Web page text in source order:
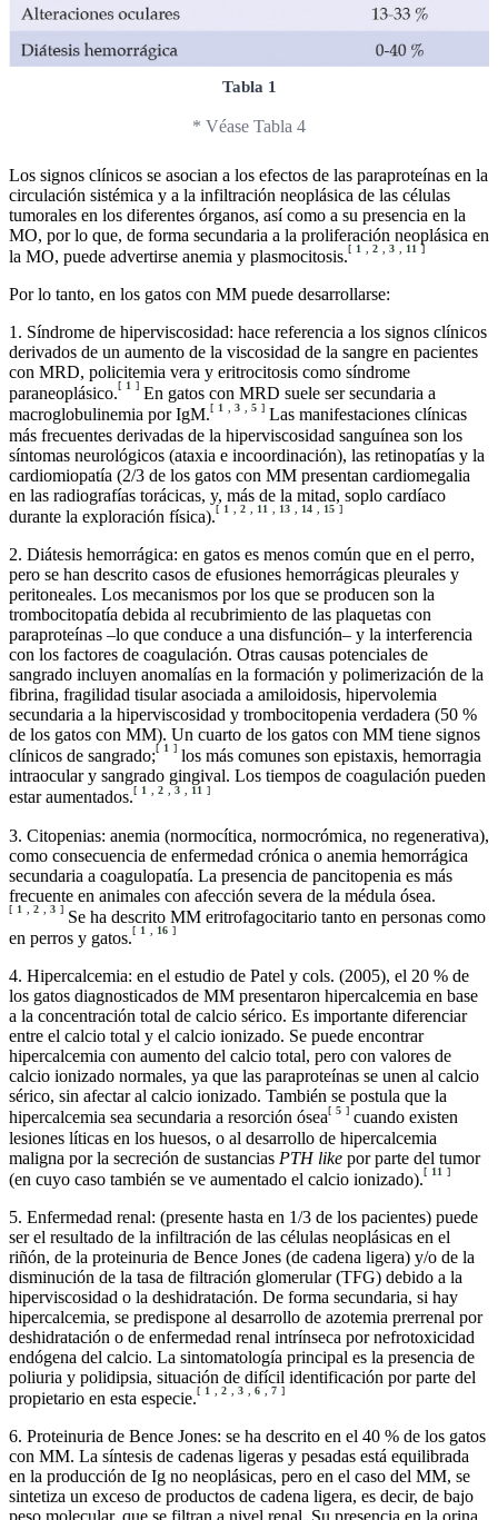
Tabla 1
* Véase Tabla 4
Los signos clínicos se asocian a los efectos de las paraproteínas en la
circulación sistémica y a la infiltración neoplásica de las células
tumorales en los diferentes órganos, así como a su presencia en la
MO, por lo que, de forma secundaria a la proliferación neoplásica en
la MO, puede advertirse anemia y plasmocitosis.[ 1 2 3 11 ]
Por lo tanto, en los gatos con MM puede desarrollarse:
1. Síndrome de hiperviscosidad: hace referencia a los signos clínicos
derivados de un aumento de la viscosidad de la sangre en pacientes
con MRD, policitemia vera y eritrocitosis como síndrome
paraneoplásico.[ 1 ] En gatos con MRD suele ser secundaria a
macroglobulinemia por IgM.[ 1 3 5 ] Las manifestaciones clínicas
más frecuentes derivadas de la hiperviscosidad sanguínea son los
síntomas neurológicos (ataxia e incoordinación), las retinopatías y la
cardiomiopatía (2/3 de los gatos con MM presentan cardiomegalia
en las radiografías torácicas, y, más de la mitad, soplo cardíaco
durante la exploración física).[ 1 2 11 13 14 15 ]
2. Diátesis hemorrágica: en gatos es menos común que en el perro,
pero se han descrito casos de efusiones hemorrágicas pleurales y
peritoneales. Los mecanismos por los que se producen son la
trombocitopatía debida al recubrimiento de las plaquetas con
paraproteínas –lo que conduce a una disfunción– y la interferencia
con los factores de coagulación. Otras causas potenciales de
sangrado incluyen anomalías en la formación y polimerización de la
fibrina, fragilidad tisular asociada a amiloidosis, hipervolemia
secundaria a la hiperviscosidad y trombocitopenia verdadera (50 %
de los gatos con MM). Un cuarto de los gatos con MM tiene signos
clínicos de sangrado;[ 1 ] los más comunes son epistaxis, hemorragia
intraocular y sangrado gingival. Los tiempos de coagulación pueden
estar aumentados.[ 1 2 3 11 ]
3. Citopenias: anemia (normocítica, normocrómica, no regenerativa),
como consecuencia de enfermedad crónica o anemia hemorrágica
secundaria a coagulopatía. La presencia de pancitopenia es más
frecuente en animales con afección severa de la médula ósea.
[ 1 2 3 ] Se ha descrito MM eritrofagocitario tanto en personas como
en perros y gatos.[ 1 , 16 ]
4. Hipercalcemia: en el estudio de Patel y cols. (2005), el 20 % de
los gatos diagnosticados de MM presentaron hipercalcemia en base
a la concentración total de calcio sérico. Es importante diferenciar
entre el calcio total y el calcio ionizado. Se puede encontrar
hipercalcemia con aumento del calcio total, pero con valores de
calcio ionizado normales, ya que las paraproteínas se unen al calcio
sérico, sin afectar al calcio ionizado. También se postula que la
hipercalcemia sea secundaria a resorción ósea[ 5 ] cuando existen
lesiones líticas en los huesos, o al desarrollo de hipercalcemia
maligna por la secreción de sustancias PTH like por parte del tumor
(en cuyo caso también se ve aumentado el calcio ionizado).[ 11 ]
5. Enfermedad renal: (presente hasta en 1/3 de los pacientes) puede
ser el resultado de la infiltración de las células neoplásicas en el
riñón, de la proteinuria de Bence Jones (de cadena ligera) y/o de la
disminución de la tasa de filtración glomerular (TFG) debido a la
hiperviscosidad o la deshidratación. De forma secundaria, si hay
hipercalcemia, se predispone al desarrollo de azotemia prerrenal por
deshidratación o de enfermedad renal intrínseca por nefrotoxicidad
endógena del calcio. La sintomatología principal es la presencia de
poliuria y polidipsia, situación de difícil identificación por parte del
propietario en esta especie.[ 1 , 2 , 3 , 6 , 7 ]
6. Proteinuria de Bence Jones: se ha descrito en el 40 % de los gatos
con MM. La síntesis de cadenas ligeras y pesadas está equilibrada
en la producción de Ig no neoplásicas, pero en el caso del MM, se
sintetiza un exceso de productos de cadena ligera, es decir, de bajo